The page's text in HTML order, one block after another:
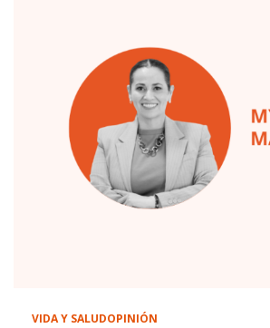
Derecho.Con frecuencia
resuelva conforme a lo que la
justo o conforme a la indignación
determinado caso. Es una reacción
Todos queremos que exista
precisamente ahí radica uno de los
importantes de cualquier
puede resolver con base en
VIDA Y SALUDOPINIÓN